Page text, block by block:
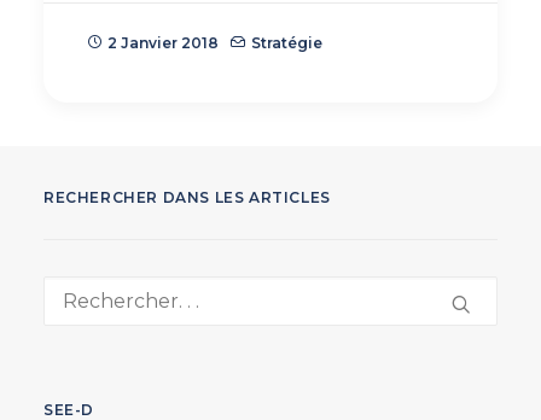
2 Janvier 2018 Stratégie
RECHERCHER DANS LES ARTICLES
SEE-D